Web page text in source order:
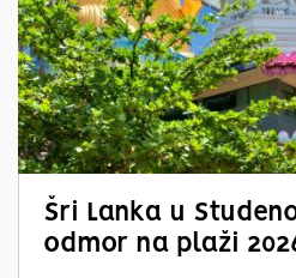
Šri Lanka u
odmor na plaži